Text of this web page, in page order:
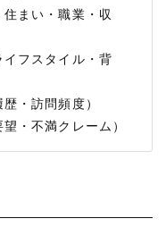
まい・職業・収
フスタイル・背
・訪問頻度）